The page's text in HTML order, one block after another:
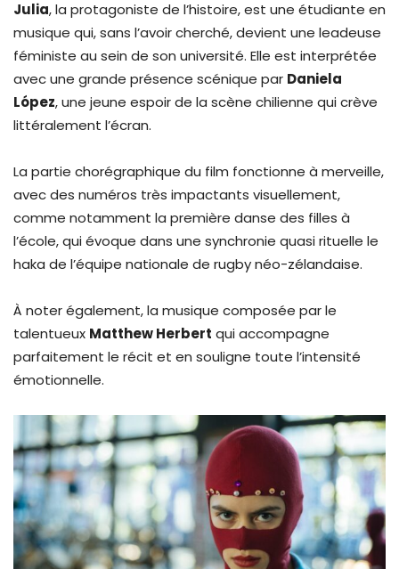
Julia, la protagoniste de l’histoire, est une étudiante en
musique qui, sans l’avoir cherché, devient une leadeuse
féministe au sein de son université. Elle est interprétée
avec une grande présence scénique par Daniela
López, une jeune espoir de la scène chilienne qui crève
littéralement l’écran.
La partie chorégraphique du film fonctionne à merveille,
avec des numéros très impactants visuellement,
comme notamment la première danse des filles à
l’école, qui évoque dans une synchronie quasi rituelle le
haka de l’équipe nationale de rugby néo-zélandaise.
À noter également, la musique composée par le
talentueux Matthew Herbert qui accompagne
parfaitement le récit et en souligne toute l’intensité
émotionnelle.